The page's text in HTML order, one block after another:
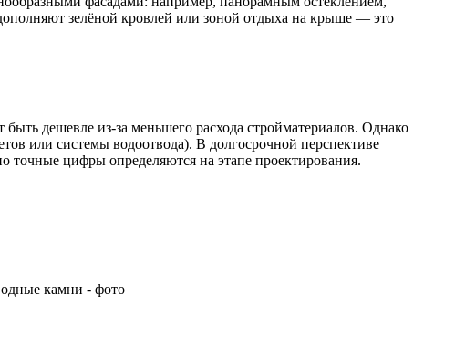
зелёной кровлей или зоной отдыха на крыше — это
дешевле из-за меньшего расхода стройматериалов. Однако
или системы водоотвода). В долгосрочной перспективе
точные цифры определяются на этапе проектирования.